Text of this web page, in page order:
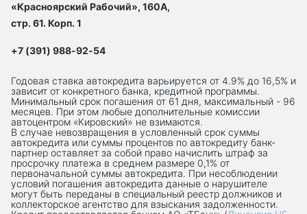
«Красноярский Рабочий», 160А,
стр. 61. Корп. 1
+7 (391) 988-92-54
Годовая ставка автокредита варьируется от 4.9% до 16,5% и
зависит от конкретного банка, кредитной программы.
Минимальный срок погашения от 61 дня, максимальный - 96
месяцев. При этом любые дополнительные комиссии
автоцентром «Кировский» не взимаются.
В случае невозвращения в условленный срок суммы
автокредита или суммы процентов по автокредиту банк-
партнер оставляет за собой право начислить штраф за
просрочку платежа в среднем размере 0,1% от
первоначальной суммы автокредита. При несоблюдении
условий погашения автокредита данные о нарушителе
могут быть переданы в специальный реестр должников и
коллекторское агентство для взыскания задолженности.